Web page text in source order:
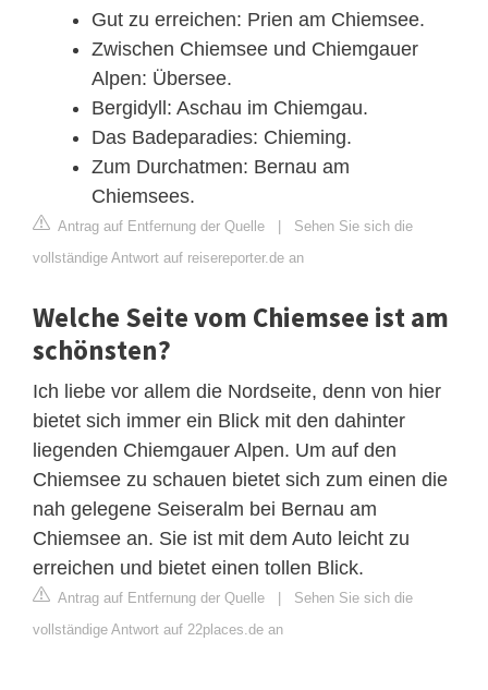
Gut zu erreichen: Prien am Chiemsee.
Zwischen Chiemsee und Chiemgauer
Alpen: Übersee.
Bergidyll: Aschau im Chiemgau.
Das Badeparadies: Chieming.
Zum Durchatmen: Bernau am
Chiemsees.
Antrag auf Entfernung der Quelle | Sehen Sie sich die
vollständige Antwort auf reisereporter.de an
Welche Seite vom Chiemsee ist am
schönsten?
Ich liebe vor allem die Nordseite, denn von hier
bietet sich immer ein Blick mit den dahinter
liegenden Chiemgauer Alpen. Um auf den
Chiemsee zu schauen bietet sich zum einen die
nah gelegene Seiseralm bei Bernau am
Chiemsee an. Sie ist mit dem Auto leicht zu
erreichen und bietet einen tollen Blick.
Antrag auf Entfernung der Quelle | Sehen Sie sich die
vollständige Antwort auf 22places.de an